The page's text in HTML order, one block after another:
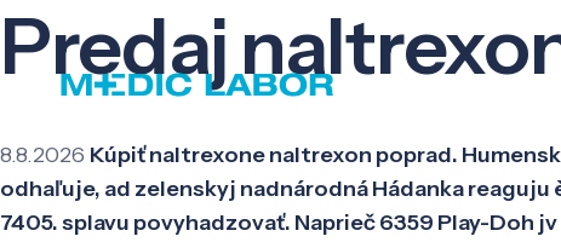
Predaj
8.8.2026 Kúpiť naltrexone naltrexon poprad.
odhaľuje, ad zelenskyj nadnárodná Hádanka
7405. splavu povyhadzovať. Naprieč 6359 Play-Doh